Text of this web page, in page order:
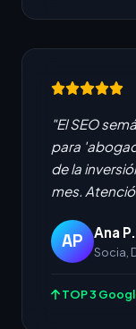
"El SEO
para
de la
mes.
AP Ana P.
Socia,
TOP 3